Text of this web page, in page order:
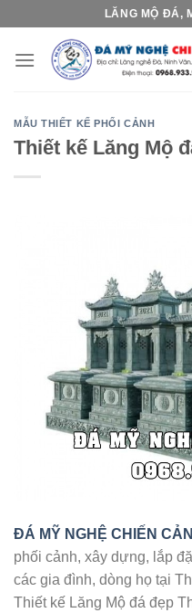
content
LĂNG MỘ ĐÁ,
MẪU THIẾT KẾ PHỐI CẢNH
Thiết kế Lăng Mộ
ĐÁ MỸ NGHỆ CHIẾN
phối cảnh, xây dựng, lắp
các gia đình, dòng họ tại
Thiết kế Lăng Mộ đá đẹp